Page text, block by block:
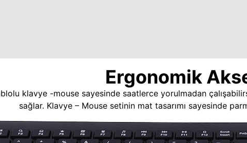
Ergonomik
klavye -mouse sayesinde saatlerce yorulmadan
sağlar. Klavye – Mouse setinin mat tasarımı sayesinde